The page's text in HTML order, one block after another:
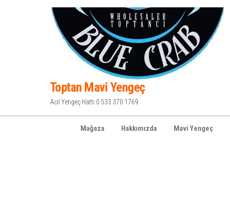
Toptan Mavi Yengeç
Acil Yengeç Hattı 0 533 370 1769
Mağaza Hakkımızda Mavi Yengeç